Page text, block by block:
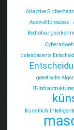
Adaptive
Auswahlprozesse
datenbasierte
genetische
IT-
Künstlich